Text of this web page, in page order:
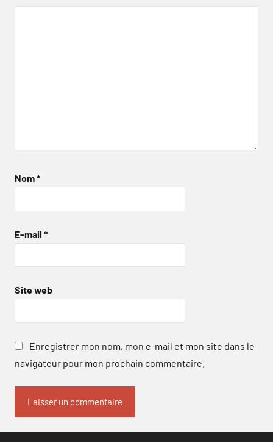
Nom*
E-mail *
Site web
Enregistrer mon nom, mon e-mail et mon site dans le
navigateur pour mon prochain commentaire.